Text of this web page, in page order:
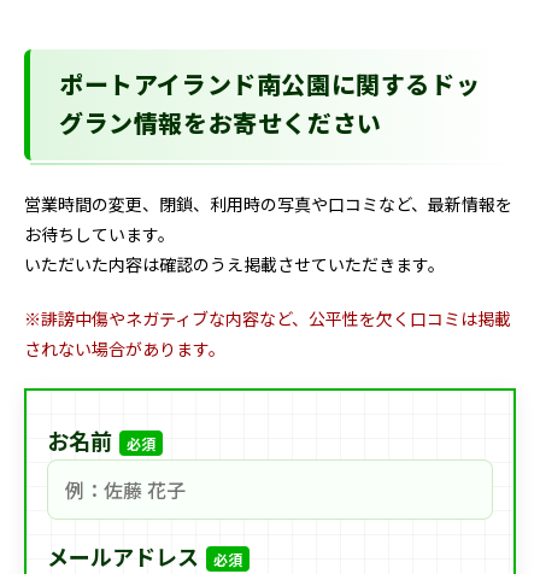
ポートアイランド南公園に関するドッ
グラン情報をお寄せください
営業時間の変更、閉鎖、利用時の写真や口コミなど、最新情報を
お待ちしています。
いただいた内容は確認のうえ掲載させていただきます。
※誹謗中傷やネガティブな内容など、公平性を欠く口コミは掲載
されない場合があります。
お名前 必須
メールアドレス 必須